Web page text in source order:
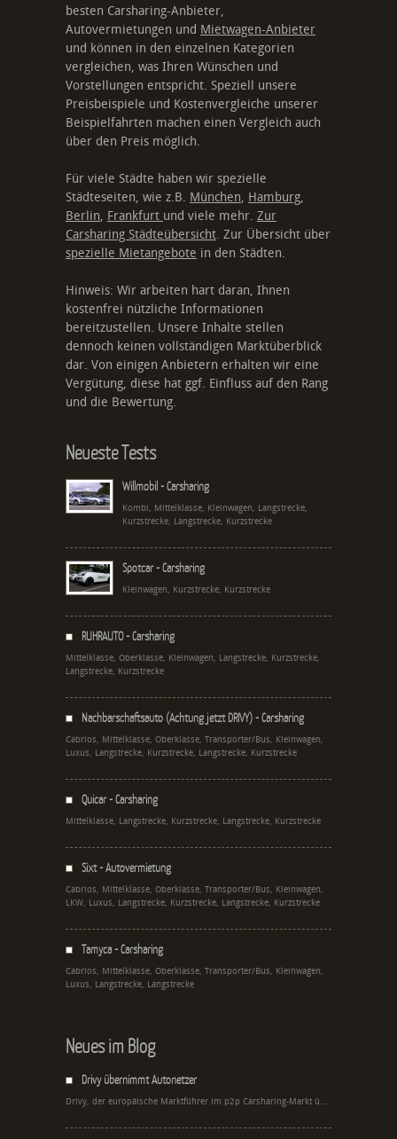
besten Carsharing-Anbieter,
Autovermietungen und Mietwagen-Anbieter
und können in den einzelnen Kategorien
vergleichen, was Ihren Wünschen und
Vorstellungen entspricht. Speziell unsere
Preisbeispiele und Kostenvergleiche unserer
Beispielfahrten machen einen Vergleich auch
über den Preis möglich.
Für viele Städte haben wir spezielle
Städteseiten, wie z.B. München, Hamburg,
Berlin, Frankfurt und viele mehr. Zur
Carsharing Städteübersicht. Zur Übersicht über
spezielle Mietangebote in den Städten.
Hinweis: Wir arbeiten hart daran, Ihnen
kostenfrei nützliche Informationen
bereitzustellen. Unsere Inhalte stellen
dennoch keinen vollständigen Marktüberblick
dar. Von einigen Anbietern erhalten wir eine
Vergütung, diese hat ggf. Einfluss auf den Rang
und die Bewertung.
Neueste Tests
Willmobil - Carsharing
Kombi, Mittelklasse, Kleinwagen, Langstrecke,
Kurzstrecke, Langstrecke, Kurzstrecke
Spotcar - Carsharing
Kleinwagen, Kurzstrecke, Kurzstrecke
RUHRAUTO - Carsharing
Mittelklasse, Oberklasse, Kleinwagen, Langstrecke, Kurzstrecke,
Langstrecke, Kurzstrecke
Nachbarschaftsauto (Achtung jetzt DRIVY) - Carsharing
Cabrios, Mittelklasse, Oberklasse, Transporter/Bus, Kleinwagen,
Luxus, Langstrecke, Kurzstrecke, Langstrecke, Kurzstrecke
Quicar - Carsharing
Mittelklasse, Langstrecke, Kurzstrecke, Langstrecke, Kurzstrecke
Sixt - Autovermietung
Cabrios, Mittelklasse, Oberklasse, Transporter/Bus, Kleinwagen,
LKW, Luxus, Langstrecke, Kurzstrecke, Langstrecke, Kurzstrecke
Tamyca - Carsharing
Cabrios, Mittelklasse, Oberklasse, Transporter/Bus, Kleinwagen,
Luxus, Langstrecke, Langstrecke
Neues im Blog
Drivy übernimmt Autonetzer
Drivy, der europäische Marktführer im p2p Carsharing-Markt ü...